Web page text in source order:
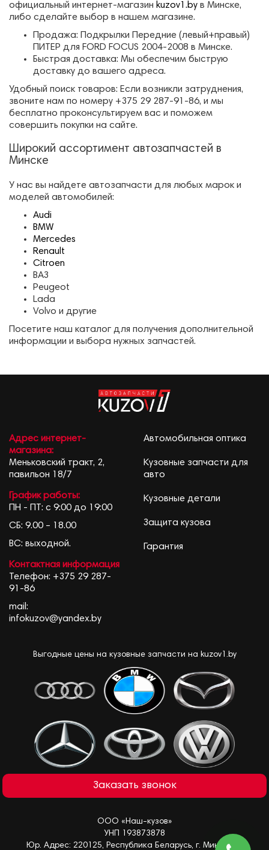
официальный интернет-магазин kuzov1.by в Минске,
либо сделайте выбор в нашем магазине.
Продажа: Подкрылки Передние (левый+правый)
ПИТЕР для FORD FOCUS 2004-2008 в Минске.
Быстрая доставка: Мы обеспечим быструю
доставку до вашего адреса.
Удобный поиск товаров: Если возникли затруднения,
звоните нам по номеру +375 29 287-91-86, и мы
бесплатно проконсультируем вас и поможем
совершить покупки на сайте.
Широкий ассортимент автозапчастей в
Минске
У нас вы найдете автозапчасти для любых марок и
моделей автомобилей:
Audi
BMW
Mercedes
Renault
Citroen
ВАЗ
Peugeot
Lada
Volvo и другие
Посетите наш каталог для получения дополнительной
информации и выбора нужных запчастей.
Адрес интернет-
магазина:
Меньковский тракт, 2,
павильон 18/7
График работы:
ПН - ПТ: с 9:00 до 19:00
СБ: 9.00 – 18.00
ВС: выходной.
Контактная информация
Телефон: +375 29 287-
91-86
mail:
infokuzov@yandex.by
Автомобильная оптика
Кузовные запчасти для
авто
Кузовные детали
Защита кузова
Гарантия
Выгодные цены на кузовные запчасти на kuzov1.by
Заказать звонок
ООО «Наш-кузов»
УНП 193873878
Юр. Адрес: 220125, Республика Беларусь, г. Минск, ул.